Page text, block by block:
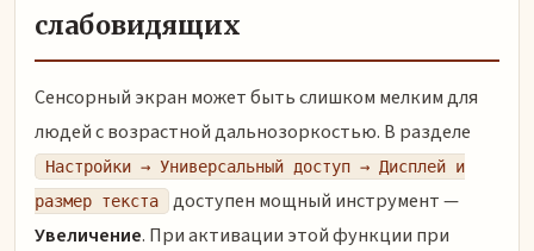
слабовидящих
Сенсорный экран может быть слишком мелким для
людей с возрастной дальнозоркостью. В разделе
Настройки → Универсальный доступ → Дисплей и
размер текста
доступен мощный инструмент —
Увеличение. При активации этой функции при